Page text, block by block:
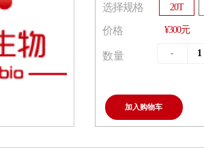
选择规格 20T
价格 ¥300元
数量
加入购物车